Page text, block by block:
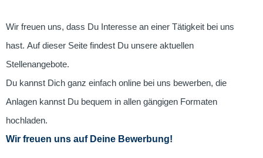
Wir freuen uns, dass Du Interesse an einer Tätigkeit bei uns
hast. Auf dieser Seite findest Du unsere aktuellen
Stellenangebote.
Du kannst Dich ganz einfach online bei uns bewerben, die
Anlagen kannst Du bequem in allen gängigen Formaten
hochladen.
Wir freuen uns auf Deine Bewerbung!